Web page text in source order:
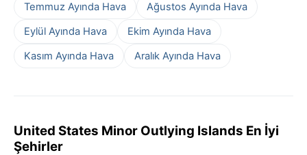
Temmuz Ayında Hava
Ağustos Ayında Hava
Eylül Ayında Hava
Ekim Ayında Hava
Kasım Ayında Hava
Aralık Ayında Hava
United States Minor Outlying Islands En İyi
Şehirler